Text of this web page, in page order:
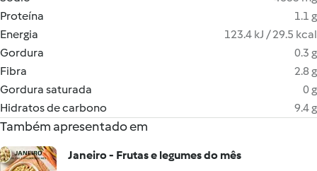
Proteína
1.1 g
Energia
123.4 kJ / 29.5 kcal
Gordura
0.3 g
Fibra
2.8 g
Gordura saturada
0 g
Hidratos de carbono
9.4 g
Também apresentado em
Janeiro - Frutas e legumes do mês